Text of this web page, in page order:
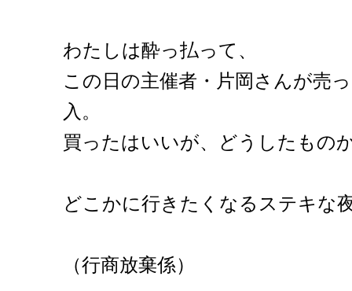
わたしは酔っ払って、
この日の主催者・片岡さんが売
入。
買ったはいいが、どうしたもの
どこかに行きたくなるステキな
（行商放棄係）